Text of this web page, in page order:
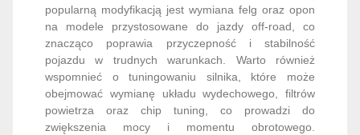
popularną modyfikacją jest wymiana felg oraz opon
na modele przystosowane do jazdy off-road, co
znacząco poprawia przyczepność i stabilność
pojazdu w trudnych warunkach. Warto również
wspomnieć o tuningowaniu silnika, które może
obejmować wymianę układu wydechowego, filtrów
powietrza oraz chip tuning, co prowadzi do
zwiększenia mocy i momentu obrotowego.